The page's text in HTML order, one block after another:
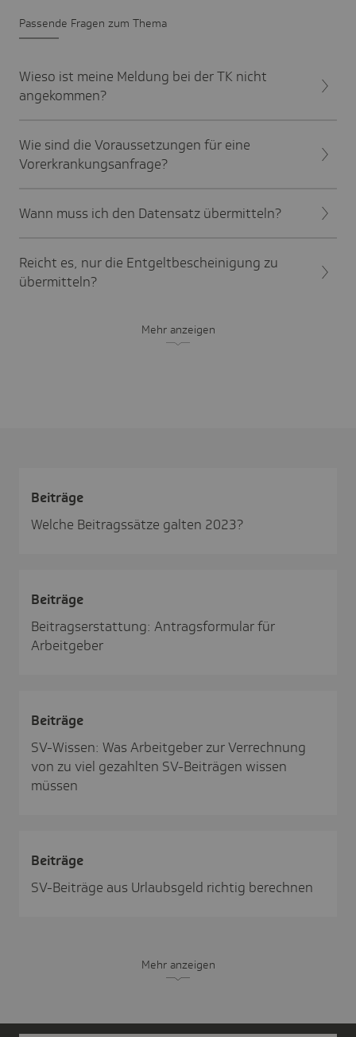
Passende Fragen zum Thema
Wieso ist meine Meldung bei der TK nicht
angekommen?
Wie sind die Voraussetzungen für eine
Vorerkrankungsanfrage?
Wann muss ich den Datensatz übermitteln?
Reicht es, nur die Entgeltbescheinigung zu
übermitteln?
Mehr anzeigen
Beiträge
Welche Beitragssätze galten 2023?
Beiträge
Beitragserstattung: Antragsformular für
Arbeitgeber
Beiträge
SV-Wissen: Was Arbeitgeber zur Verrechnung
von zu viel gezahlten SV-Beiträgen wissen
müssen
Beiträge
SV-Beiträge aus Urlaubsgeld richtig berechnen
Mehr anzeigen